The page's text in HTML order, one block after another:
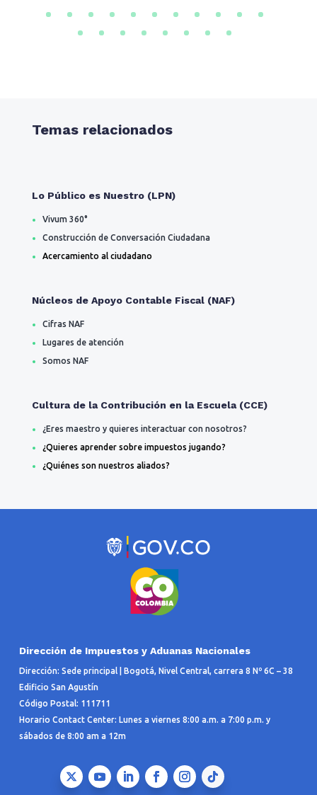
Temas relacionados
Lo Público es Nuestro (LPN)
Vivum 360°
Construcción de Conversación Ciudadana
Acercamiento al ciudadano
Núcleos de Apoyo Contable Fiscal (NAF)
Cifras NAF
Lugares de atención
Somos NAF
Cultura de la Contribución en la Escuela (CCE)
¿Eres maestro y quieres interactuar con nosotros?
¿Quieres aprender sobre impuestos jugando?
¿Quiénes son nuestros aliados?
Dirección de Impuestos y Aduanas Nacionales
Dirección: Sede principal | Bogotá, Nivel Central, carrera 8 Nº 6C – 38
Edificio San Agustín
Código Postal: 111711
Horario Contact Center: Lunes a viernes 8:00 a.m. a 7:00 p.m. y
sábados de 8:00 am a 12m